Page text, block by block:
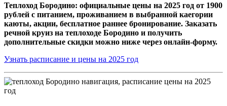
Теплоход Бородино: официальные цены на 2025 год от 1900
рублей с питанием, проживанием в выбранной каегории
каюты, акции, бесплатное раннее бронирование. Заказать
речной круиз на теплоходе Бородино и получить
дополнительные скидки можно ниже через онлайн-форму.
Узнать расписание и цены на 2025 год